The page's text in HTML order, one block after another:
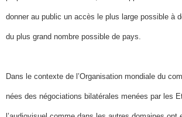
donner au public un accès le plus large possible à
du plus grand nombre possible de pays.
Dans le contexte de l’Organisation mondiale du
nées des négociations bilatérales menées par les